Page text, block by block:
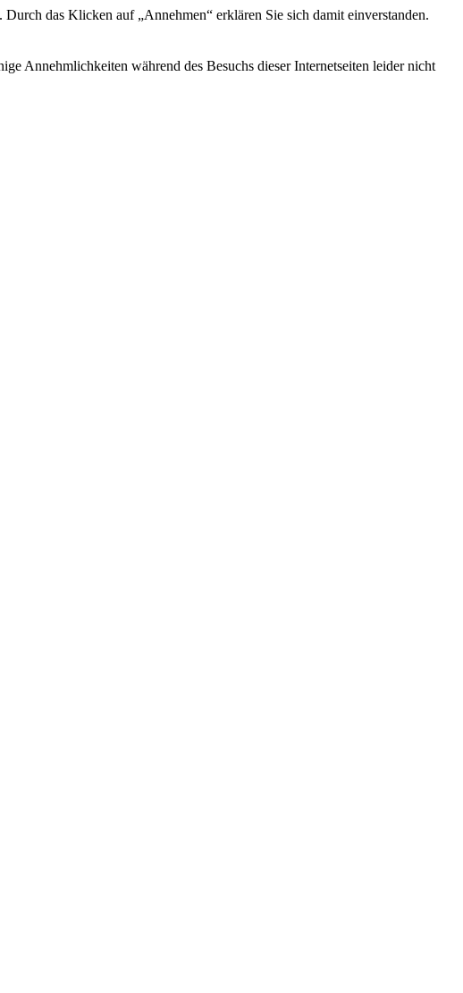
das Klicken auf „Annehmen“ erklären Sie sich damit einverstanden.
Annehmlichkeiten während des Besuchs dieser Internetseiten leider nicht